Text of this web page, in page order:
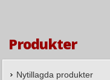
Produkter
Nytillagda produkter